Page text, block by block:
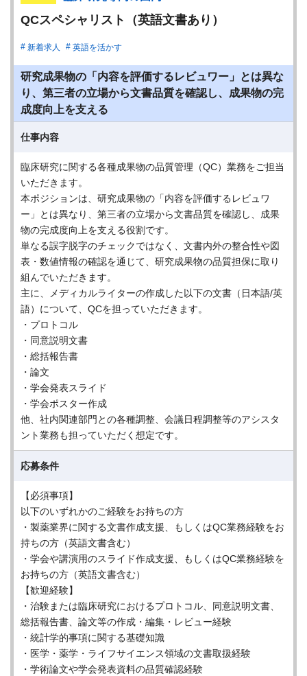
QCスペシャリスト（英語文書あり）
新着求人 英語を活かす
研究成果物の「内容を評価するレビュワー」とは異な
り、第三者の立場から文書品質を確認し、成果物の完
成度向上を支える
仕事内容
臨床研究に関する各種成果物の品質管理（QC）業務をご担当
いただきます。
本ポジションは、研究成果物の「内容を評価するレビュワ
ー」とは異なり、第三者の立場から文書品質を確認し、成果
物の完成度向上を支える役割です。
単なる誤字脱字のチェックではなく、文書内外の整合性や図
表・数値情報の確認を通じて、研究成果物の品質担保に取り
組んでいただきます。
主に、メディカルライターの作成した以下の文書（日本語/英
語）について、QCを担っていただきます。
・プロトコル
・同意説明文書
・総括報告書
・論文
・学会発表スライド
・学会ポスター作成
他、社内関連部門との各種調整、会議日程調整等のアシスタ
ント業務も担っていただく想定です。
応募条件
【必須事項】
以下のいずれかのご経験をお持ちの方
・製薬業界に関する文書作成支援、もしくはQC業務経験をお
持ちの方（英語文書含む）
・学会や講演用のスライド作成支援、もしくはQC業務経験を
お持ちの方（英語文書含む）
【歓迎経験】
・治験または臨床研究におけるプロトコル、同意説明文書、
総括報告書、論文等の作成・編集・レビュー経験
・統計学的事項に関する基礎知識
・医学・薬学・ライフサイエンス領域の文書取扱経験
・学術論文や学会発表資料の品質確認経験